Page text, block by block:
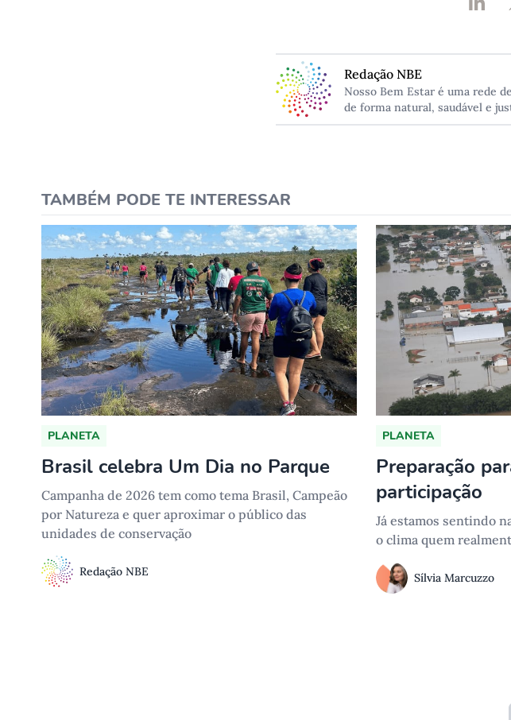
Redação NBE
Nosso Bem Estar é uma rede
de forma natural, saudável e
TAMBÉM PODE TE INTERESSAR
PLANETA
Brasil celebra Um Dia no Parque
Campanha de 2026 tem como tema Brasil, Campeão
por Natureza e quer aproximar o público das
unidades de conservação
Redação NBE
PLANETA
Preparação
participação
Já estamos sentindo
o clima quem
Sílvia Marcuzzo